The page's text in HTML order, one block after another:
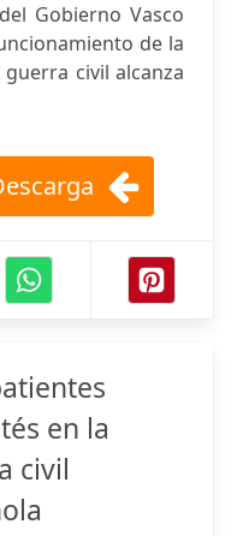
Gobierno Vasco
de la
civil alcanza
en la
civil